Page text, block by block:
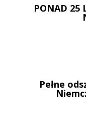
PONAD 25
Pełne